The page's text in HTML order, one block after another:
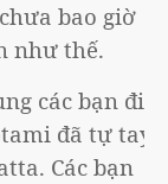
bao giờ
như thế.
các bạn đi
đã tự tay
Các bạn